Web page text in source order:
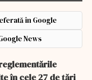
în Google
News
în cele 27 de țări